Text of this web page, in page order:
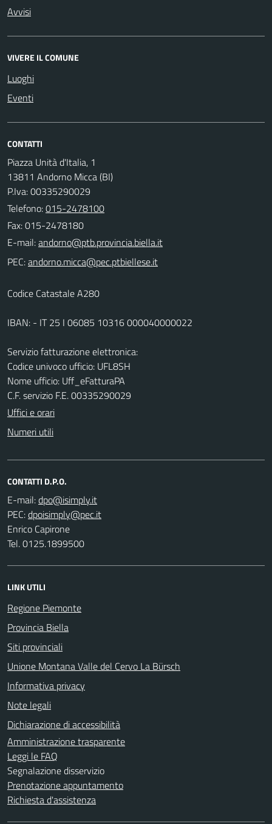
Avvisi
VIVERE IL COMUNE
Luoghi
Eventi
CONTATTI
Piazza Unità d'Italia, 1
13811 Andorno Micca (BI)
P.Iva: 00335290029
Telefono:015-2478100
Fax: 015-2478180
E-mail:
PEC:
Codice Catastale A280
IBAN: - IT 25 I 06085 10316 000040000022
Servizio fatturazione elettronica:
Codice univoco ufficio: UFL8SH
Nome ufficio: Uff_eFatturaPA
C.F. servizio F.E. 00335290029
Uffici e orari
Numeri utili
CONTATTI D.P.O.
E-mail:
PEC:
Enrico Capirone
Tel. 0125.1899500
LINK UTILI
Regione Piemonte
Provincia Biella
Siti provinciali
Unione Montana Valle del Cervo La Bürsch
Informativa privacy
Note legali
Dichiarazione di accessibilità
Amministrazione trasparente
Leggi le FAQ
Segnalazione disservizio
Prenotazione appuntamento
Richiesta d'assistenza